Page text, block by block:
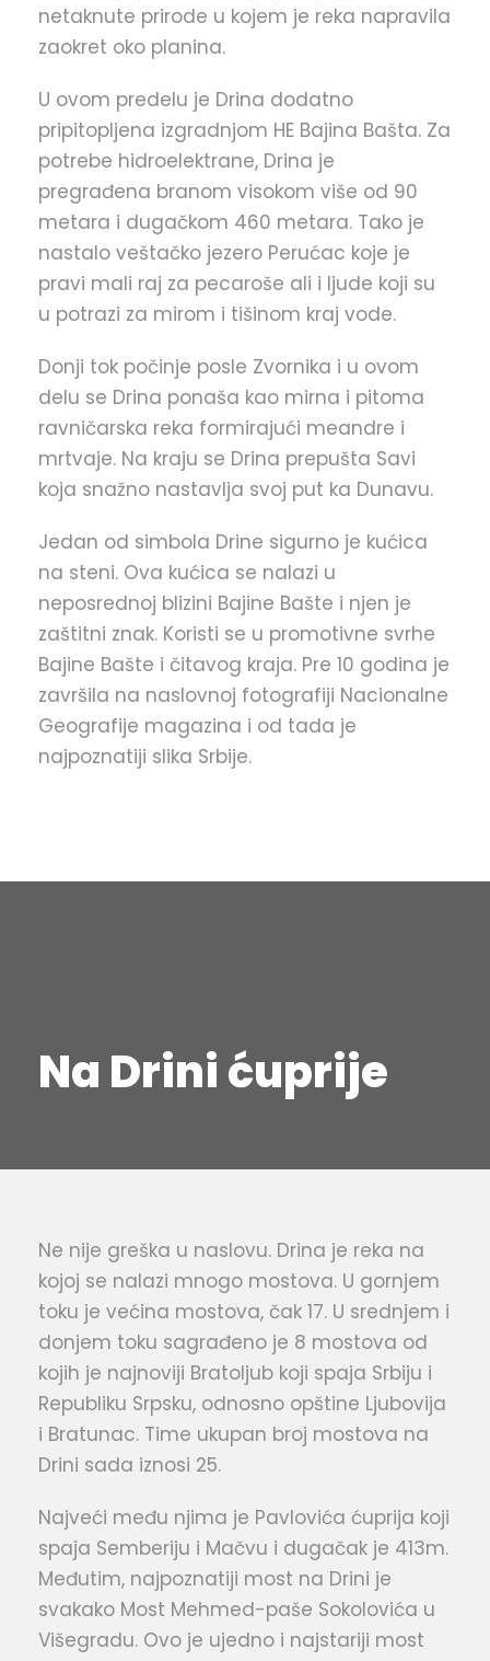
netaknute prirode u kojem je reka napravila
zaokret oko planina.
U ovom predelu je Drina dodatno
pripitopljena izgradnjom HE Bajina Bašta. Za
potrebe hidroelektrane, Drina je
pregrađena branom visokom više od 90
metara i dugačkom 460 metara. Tako je
nastalo veštačko jezero Perućac koje je
pravi mali raj za pecaroše ali i ljude koji su
u potrazi za mirom i tišinom kraj vode.
Donji tok počinje posle Zvornika i u ovom
delu se Drina ponaša kao mirna i pitoma
ravničarska reka formirajući meandre i
mrtvaje. Na kraju se Drina prepušta Savi
koja snažno nastavlja svoj put ka Dunavu.
Jedan od simbola Drine sigurno je kućica
na steni. Ova kućica se nalazi u
neposrednoj blizini Bajine Bašte i njen je
zaštitni znak. Koristi se u promotivne svrhe
Bajine Bašte i čitavog kraja. Pre 10 godina je
završila na naslovnoj fotografiji Nacionalne
Geografije magazina i od tada je
najpoznatiji slika Srbije.
Na Drini ćuprije
Ne nije greška u naslovu. Drina je reka na
kojoj se nalazi mnogo mostova. U gornjem
toku je većina mostova, čak 17. U srednjem i
donjem toku sagrađeno je 8 mostova od
kojih je najnoviji Bratoljub koji spaja Srbiju i
Republiku Srpsku, odnosno opštine Ljubovija
i Bratunac. Time ukupan broj mostova na
Drini sada iznosi 25.
Najveći među njima je Pavlovića ćuprija koji
spaja Semberiju i Mačvu i dugačak je 413m.
Međutim, najpoznatiji most na Drini je
svakako Most Mehmed-paše Sokolovića u
Višegradu. Ovo je ujedno i najstariji most